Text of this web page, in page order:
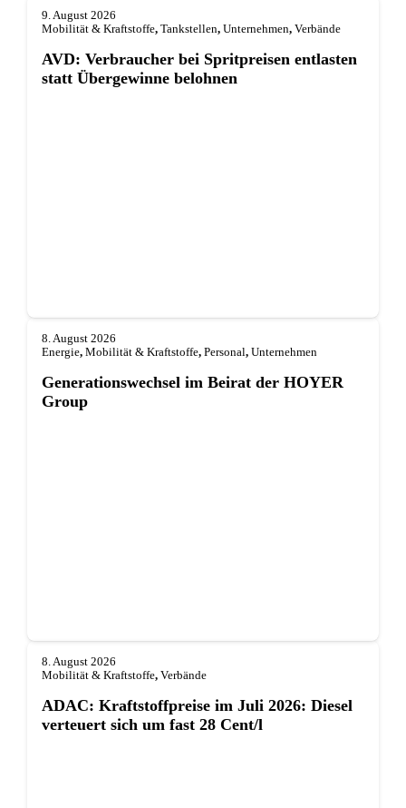
9. August 2026
Mobilität & Kraftstoffe, Tankstellen, Unternehmen, Verbände
AVD: Verbraucher bei Spritpreisen entlasten
statt Übergewinne belohnen
8. August 2026
Energie, Mobilität & Kraftstoffe, Personal, Unternehmen
Generationswechsel im Beirat der HOYER
Group
8. August 2026
Mobilität & Kraftstoffe, Verbände
ADAC: Kraftstoffpreise im Juli 2026: Diesel
verteuert sich um fast 28 Cent/l